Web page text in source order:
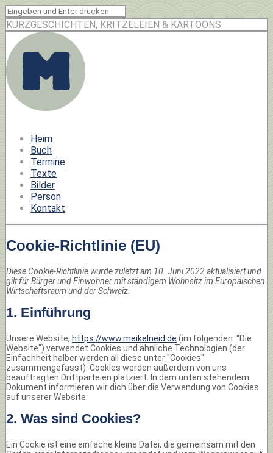
KURZGESCHICHTEN, KRITZELEIEN & KARTOONS
Heim
Buch
Termine
Texte
Bilder
Person
Kontakt
Cookie-Richtlinie (EU)
Diese Cookie-Richtlinie wurde zuletzt am 10. Juni 2022 aktualisiert und
gilt für Bürger und Einwohner mit ständigem Wohnsitz im Europäischen
Wirtschaftsraum und der Schweiz.
1. Einführung
Unsere Website, https://www.meikelneid.de (im folgenden: "Die
Website") verwendet Cookies und ähnliche Technologien (der
Einfachheit halber werden all diese unter "Cookies"
zusammengefasst). Cookies werden außerdem von uns
beauftragten Drittparteien platziert. In dem unten stehendem
Dokument informieren wir dich über die Verwendung von Cookies
auf unserer Website.
2. Was sind Cookies?
Ein Cookie ist eine einfache kleine Datei, die gemeinsam mit den